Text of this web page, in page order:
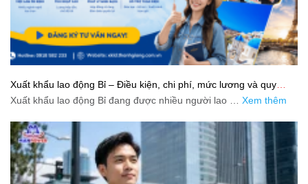
Xuất khẩu lao động Bỉ – Điều kiện, chi phí, mức lương và quy
trình chuẩn cho người lao động
Xuất khẩu lao động Bỉ đang được nhiều người lao … Xem thêm